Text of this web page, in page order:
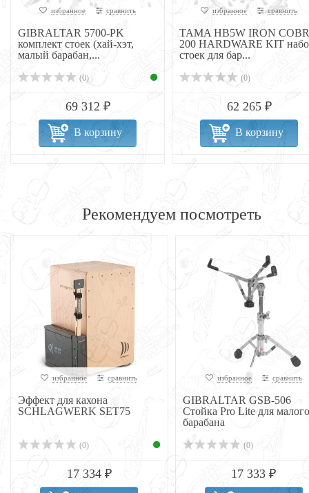
избранное сравнить
GIBRALTAR 5700-PK
комплект стоек (хай-хэт,
малый барабан,...
(0)
69 312 ₽
В корзину
избранное сравнить
TAMA HB5W IRON
200 HARDWARE KIT
стоек для бар...
(0)
62 265 ₽
В корзину
Рекомендуем посмотреть
избранное сравнить
Эффект для кахона
SCHLAGWERK SET75
(0)
17 334 ₽
избранное сравнить
GIBRALTAR GSB-506
Стойка Pro Lite для малого
барабана
(0)
17 333 ₽